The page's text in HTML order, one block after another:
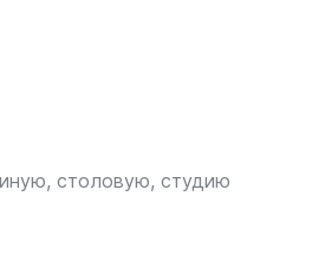
столовую, студию